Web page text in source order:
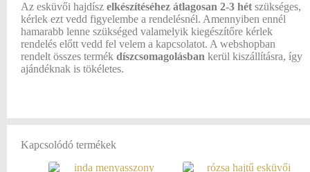
Az esküvői hajdísz elkészítéséhez átlagosan 2-3 hét szükséges,
kérlek ezt vedd figyelembe a rendelésnél. Amennyiben ennél
hamarabb lenne szükséged valamelyik kiegészítőre kérlek
rendelés előtt vedd fel velem a kapcsolatot. A webshopban
rendelt összes termék díszcsomagolásban kerül kiszállításra, így
ajándéknak is tökéletes.
Kapcsolódó termékek